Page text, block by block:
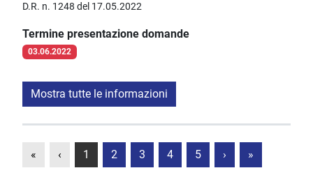
D.R. n. 1248 del 17.05.2022
Termine presentazione domande
03.06.2022
Mostra tutte le informazioni
« ‹ 1 2 3 4 5 › »